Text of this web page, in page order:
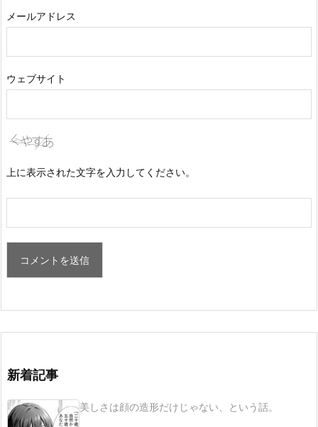
メールアドレス
ウェブサイト
上に表示された文字を入力してください。
新着記事
美しさは顔の造形だけじゃない、という話。